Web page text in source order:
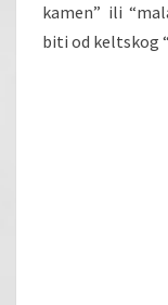
kamen” ili
biti od keltskog